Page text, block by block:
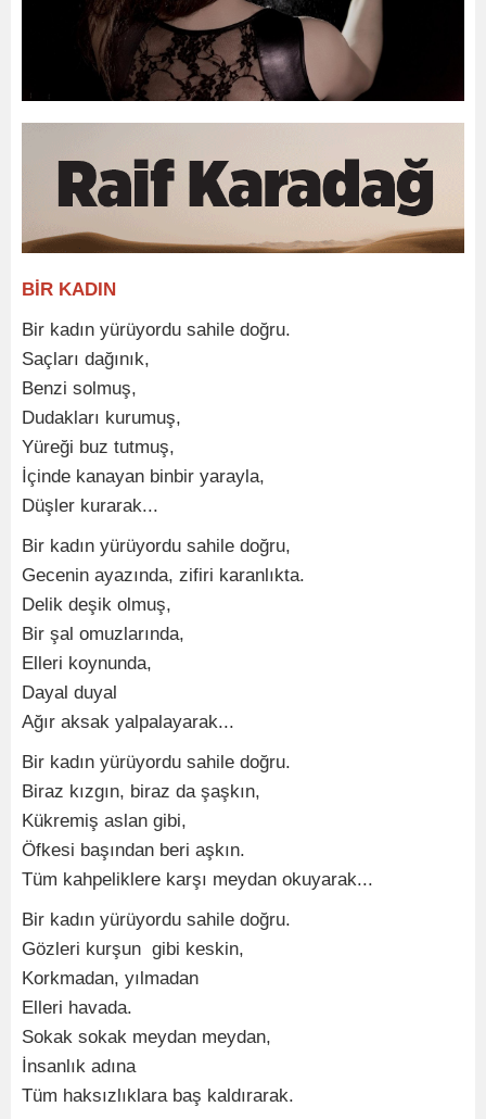
BİR KADIN
Bir kadın yürüyordu sahile doğru.
Saçları dağınık,
Benzi solmuş,
Dudakları kurumuş,
Yüreği buz tutmuş,
İçinde kanayan binbir yarayla,
Düşler kurarak...
Bir kadın yürüyordu sahile doğru,
Gecenin ayazında, zifiri karanlıkta.
Delik deşik olmuş,
Bir şal omuzlarında,
Elleri koynunda,
Dayal duyal
Ağır aksak yalpalayarak...
Bir kadın yürüyordu sahile doğru.
Biraz kızgın, biraz da şaşkın,
Kükremiş aslan gibi,
Öfkesi başından beri aşkın.
Tüm kahpeliklere karşı meydan okuyarak...
Bir kadın yürüyordu sahile doğru.
Gözleri kurşun gibi keskin,
Korkmadan, yılmadan
Elleri havada.
Sokak sokak meydan meydan,
İnsanlık adına
Tüm haksızlıklara baş kaldırarak.